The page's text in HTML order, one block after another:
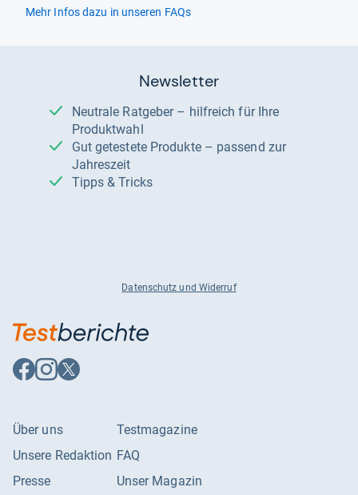
Mehr Infos dazu in unseren FAQs
Newsletter
Neutrale Ratgeber – hilfreich für Ihre
Produktwahl
Gut getestete Produkte – passend zur
Jahreszeit
Tipps & Tricks
Datenschutz und Widerruf
Auf
Facebook
Auf
Instagram
Auf
X
Über uns
Unsere Redaktion
Presse
Testmagazine
FAQ
Unser Magazin